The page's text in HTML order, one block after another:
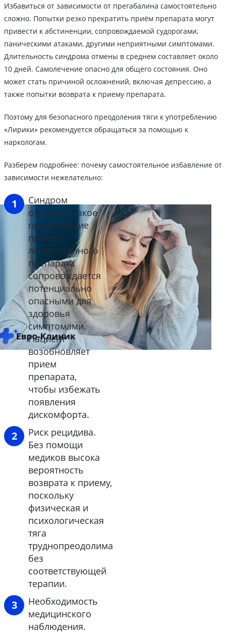
Избавиться от зависимости от прегабалина самостоятельно
сложно. Попытки резко прекратить приём препарата могут
привести к абстиненции, сопровождаемой судорогами,
паническими атаками, другими неприятными симптомами.
Длительность синдрома отмены в среднем составляет около
10 дней. Самолечение опасно для общего состояния. Оно
может стать причиной осложнений, включая депрессию, а
также попытки возврата к приему препарата.
Поэтому для безопасного преодоления тяги к употреблению
«Лирики» рекомендуется обращаться за помощью к
наркологам.
Разберем подробнее: почему самостоятельное избавление от
зависимости нежелательно:
Синдром
отмены. Резкое
прекращение
приема
лекарственного
препарата
сопровождается
потенциально
опасными для
здоровья
симптомами.
Пациент
возобновляет
прием
препарата,
чтобы избежать
появления
дискомфорта.
Риск рецидива.
Без помощи
медиков высока
вероятность
возврата к приему,
поскольку
физическая и
психологическая
тяга
труднопреодолима
без
соответствующей
терапии.
Необходимость
медицинского
наблюдения.